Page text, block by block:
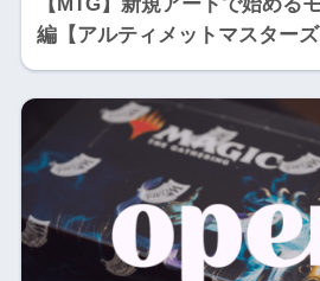
編【アルティメットマスターズ